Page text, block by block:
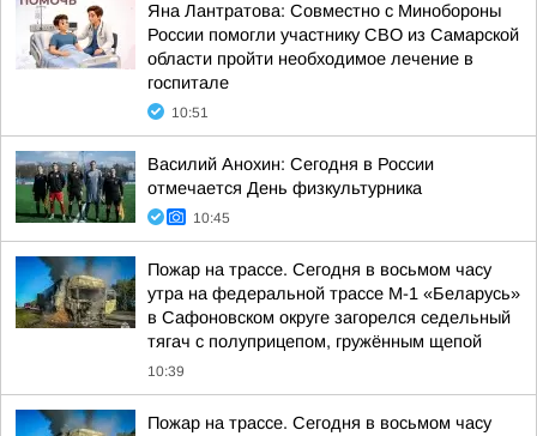
Яна Лантратова: Совместно с Минобороны
России помогли участнику СВО из Самарской
области пройти необходимое лечение в
госпитале
10:51
Василий Анохин: Сегодня в России
отмечается День физкультурника
10:45
Пожар на трассе. Сегодня в восьмом часу
утра на федеральной трассе М-1 «Беларусь»
в Сафоновском округе загорелся седельный
тягач с полуприцепом, гружённым щепой
10:39
Пожар на трассе. Сегодня в восьмом часу